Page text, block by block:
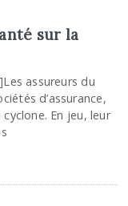
sur la
assureurs du
d’assurance,
En jeu, leur